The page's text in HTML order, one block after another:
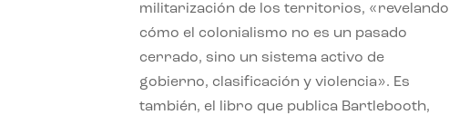
militarización de los territorios, «revelando
cómo el colonialismo no es un pasado
cerrado, sino un sistema activo de
gobierno, clasificación y violencia». Es
también, el libro que publica Bartlebooth,